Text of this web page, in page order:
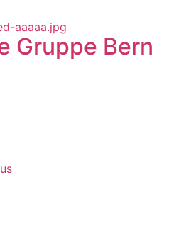
Gruppe Bern